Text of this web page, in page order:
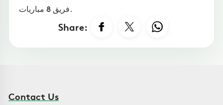
فريق 8 مباريات.
Share:
Contact Us